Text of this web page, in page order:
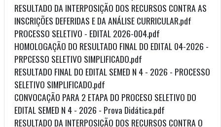
RESULTADO DA INTERPOSIÇÃO DOS RECURSOS CONTRA AS
INSCRIÇÕES DEFERIDAS E DA ANÁLISE CURRICULAR.pdf
PROCESSO SELETIVO - EDITAL 2026-004.pdf
HOMOLOGAÇÃO DO RESULTADO FINAL DO EDITAL 04-2026 -
PRPCESSO SELETIVO SIMPLIFICADO.pdf
RESULTADO FINAL DO EDITAL SEMED N 4 - 2026 - PROCESSO
SELETIVO SIMPLIFICADO.pdf
CONVOCAÇÃO PARA 2 ETAPA DO PROCESO SELETIVO DO
EDITAL SEMED N 4 - 2026 - Prova Didática.pdf
RESULTADO DA INTERPOSIÇÃO DOS RECURSOS CONTRA O